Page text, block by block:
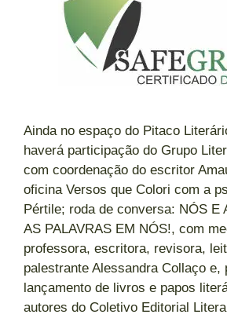
Ainda no espaço do Pitaco
haverá participação do Grupo
com coordenação do escritor
oficina Versos que Colori com a
Pértile; roda de conversa: NÓS E
AS PALAVRAS EM NÓS!, com
professora, escritora, revisora,
palestrante Alessandra Collaço e,
lançamento de livros e papos
autores do Coletivo Editorial